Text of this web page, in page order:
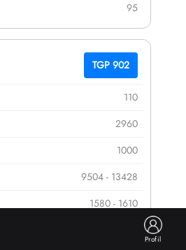
95
TGP 902
110
2960
1000
9504 - 13428
1580 - 1610
Profil